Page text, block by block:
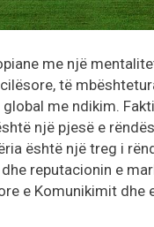
me një
të
me ndikim.
një pjesë e
është një treg i
reputacionin e
e Komunikimit